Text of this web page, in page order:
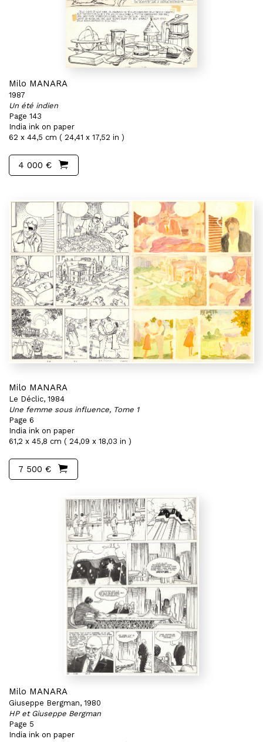
Milo MANARA
1987
Un été indien
Page 143
India ink on paper
62 x 44,5 cm ( 24,41 x 17,52 in )
4 000 €
Milo MANARA
Le Déclic, 1984
Une femme sous influence, Tome 1
Page 6
India ink on paper
61,2 x 45,8 cm ( 24,09 x 18,03 in )
7 500 €
Milo MANARA
Giuseppe Bergman, 1980
HP et Giuseppe Bergman
Page 5
India ink on paper